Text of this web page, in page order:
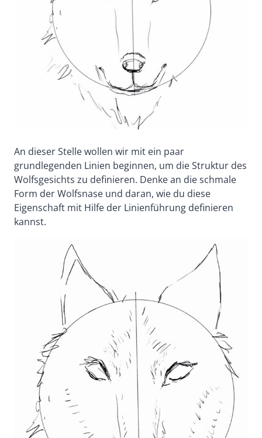
An dieser Stelle wollen wir mit ein paar
grundlegenden Linien beginnen, um die Struktur des
Wolfsgesichts zu definieren. Denke an die schmale
Form der Wolfsnase und daran, wie du diese
Eigenschaft mit Hilfe der Linienführung definieren
kannst.